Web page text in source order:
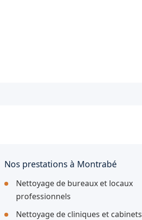
Nos prestations à Montrabé
Nettoyage de bureaux et locaux
professionnels
Nettoyage de cliniques et cabinets